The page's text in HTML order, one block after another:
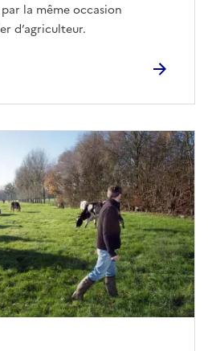
la même occasion
d’agriculteur.